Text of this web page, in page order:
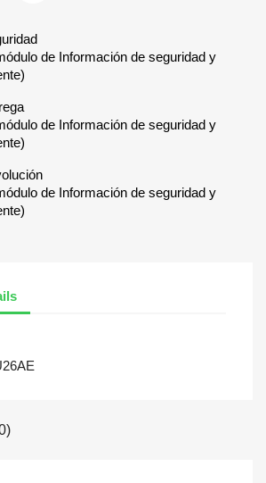
de Información de seguridad y
de Información de seguridad y
de Información de seguridad y